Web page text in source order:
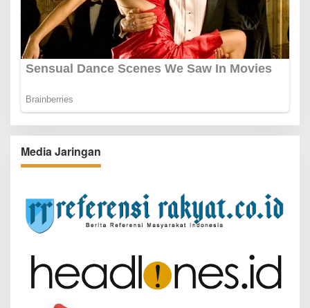
Media Jaringan